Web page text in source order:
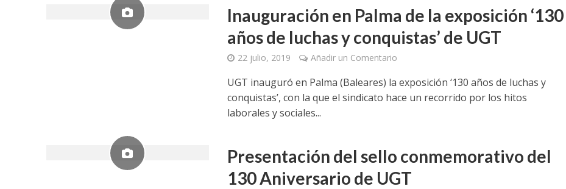
Inauguración en Palma de la exposición ‘130
años de luchas y conquistas’ de UGT
22 julio, 2019 Añadir un Comentario
UGT inauguró en Palma (Baleares) la exposición ‘130 años de luchas y
conquistas’, con la que el sindicato hace un recorrido por los hitos
laborales y sociales...
Presentación del sello conmemorativo del
130 Aniversario de UGT